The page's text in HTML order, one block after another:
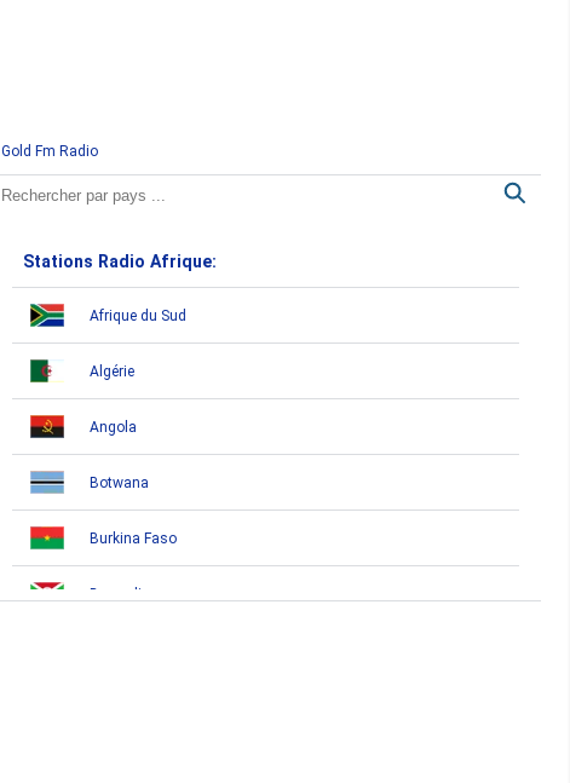
Gold Fm Radio
Stations Radio Afrique:
Afrique du Sud
Algérie
Angola
Botwana
Burkina Faso
Burundi